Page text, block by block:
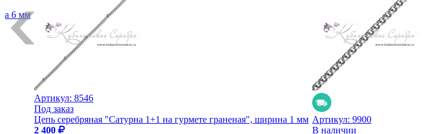
6 мм
Артикул: 8546
Под заказ
Цепь серебряная "Сатурна 1+1 на гурмете граненая", ширина 1 мм
2 400
Артикул: 9900
В наличии